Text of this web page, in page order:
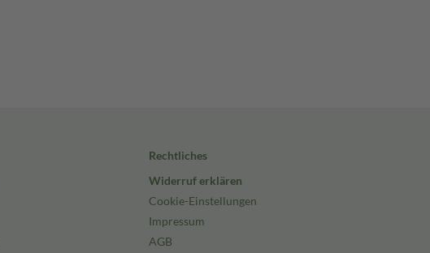
Rechtliches
Widerruf erklären
Cookie-Einstellungen
Impressum
AGB